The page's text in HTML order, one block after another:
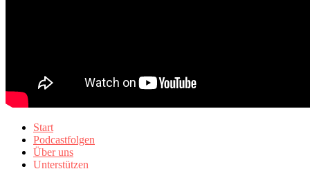
Start
Podcastfolgen
Über uns
Unterstützen